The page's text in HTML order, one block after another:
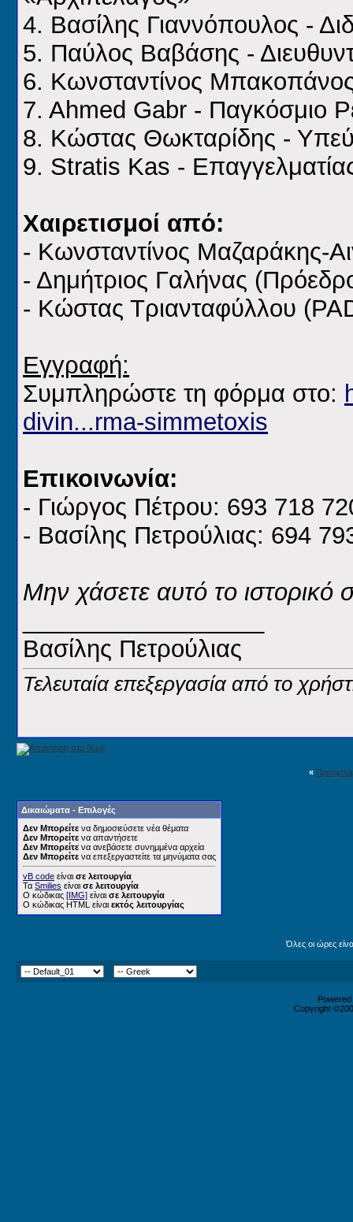
4. Βασίλης Γιαννόπουλος -
5. Παύλος Βαβάσης -
6. Κωνσταντίνος
7. Ahmed Gabr - Παγκόσμιο
8. Κώστας Θωκταρίδης -
9. Stratis Kas -
Χαιρετισμοί από:
- Κωνσταντίνος Μαζαράκης-
- Δημήτριος Γαλήνας
- Κώστας Τριανταφύλλου
Εγγραφή:
Συμπληρώστε τη φόρμα στο:
divin...rma-simmetoxis
Επικοινωνία:
- Γιώργος Πέτρου: 693 718
- Βασίλης Πετρούλιας: 694
Μην χάσετε αυτό το ιστορικό
Βασίλης Πετρούλιας
Τελευταία επεξεργασία από το
«
Δικαιώματα - Επιλογές
Δεν Μπορείτε να δημοσιεύσετε νέα θέματα
Δεν Μπορείτε να απαντήσετε
Δεν Μπορείτε να ανεβάσετε συνημμένα αρχεία
Δεν Μπορείτε να επεξεργαστείτε τα μηνύματα σας
vB code είναι σε λειτουργία
Τα Smilies είναι σε λειτουργία
Ο κώδικας [IMG] είναι σε λειτουργία
Ο κώδικας HTML είναι εκτός λειτουργίας
Όλες οι ώρες
Copyright